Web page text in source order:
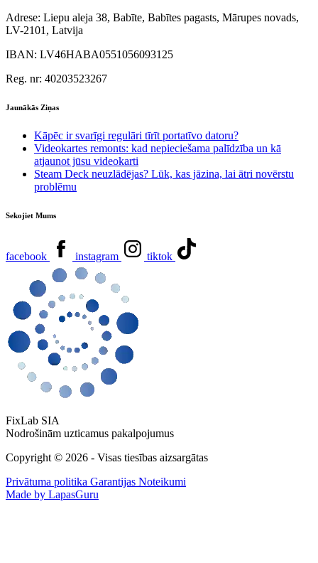
Adrese: Liepu aleja 38, Babīte, Babītes pagasts, Mārupes novads,
LV-2101, Latvija
IBAN: LV46HABA0551056093125
Reg. nr: 40203523267
Jaunākās Ziņas
Kāpēc ir svarīgi regulāri tīrīt portatīvo datoru?
Videokartes remonts: kad nepieciešama palīdzība un kā
atjaunot jūsu videokarti
Steam Deck neuzlādējas? Lūk, kas jāzina, lai ātri novērstu
problēmu
Sekojiet Mums
facebook instagram tiktok
FixLab SIA
Nodrošinām uzticamus pakalpojumus
Copyright © 2026 - Visas tiesības aizsargātas
Privātuma politika Garantijas Noteikumi
Made by LapasGuru